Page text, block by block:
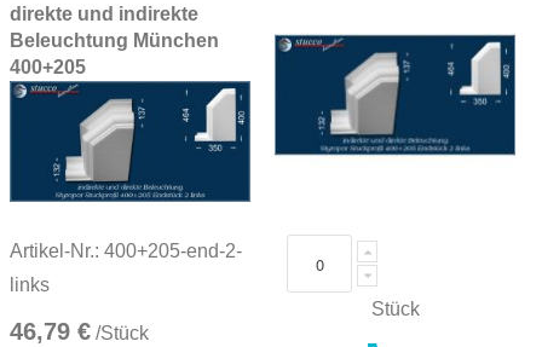
direkte und indirekte
Beleuchtung München
400+205
Artikel-Nr.: 400+205-end-2-
links
46,79 € /Stück
Stück